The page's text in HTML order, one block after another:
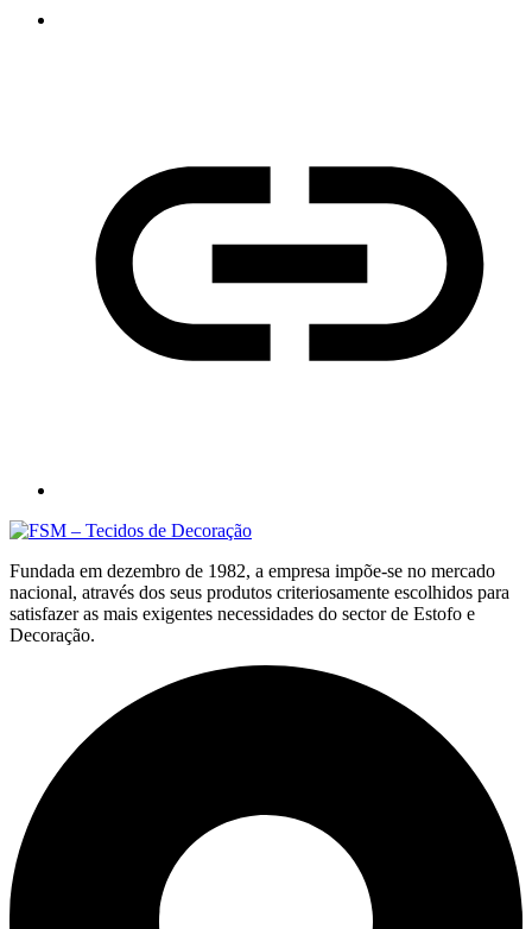
Fundada em dezembro de 1982, a empresa impõe-se no mercado
nacional, através dos seus produtos criteriosamente escolhidos para
satisfazer as mais exigentes necessidades do sector de Estofo e
Decoração.